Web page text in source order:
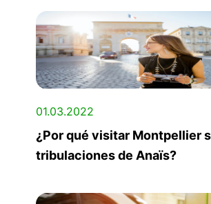
01.03.2022
¿Por qué visitar Montpellier
tribulaciones de Anaïs?